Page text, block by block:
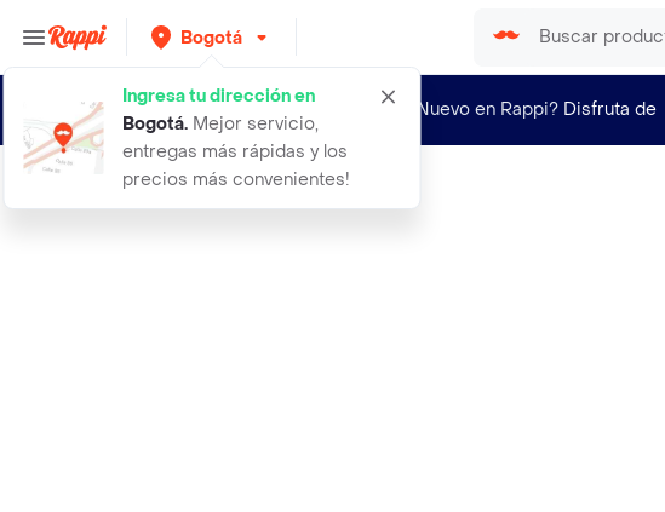
Bogotá
Ingresa tu dirección en
Bogotá. Mejor servicio,
entregas más rápidas y los
precios más convenientes!
¿Nuevo en Rappi? Disfruta de
morral cargador cabina grande para